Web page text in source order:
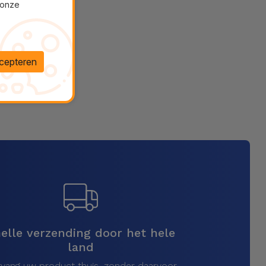
verzending door het hele
land